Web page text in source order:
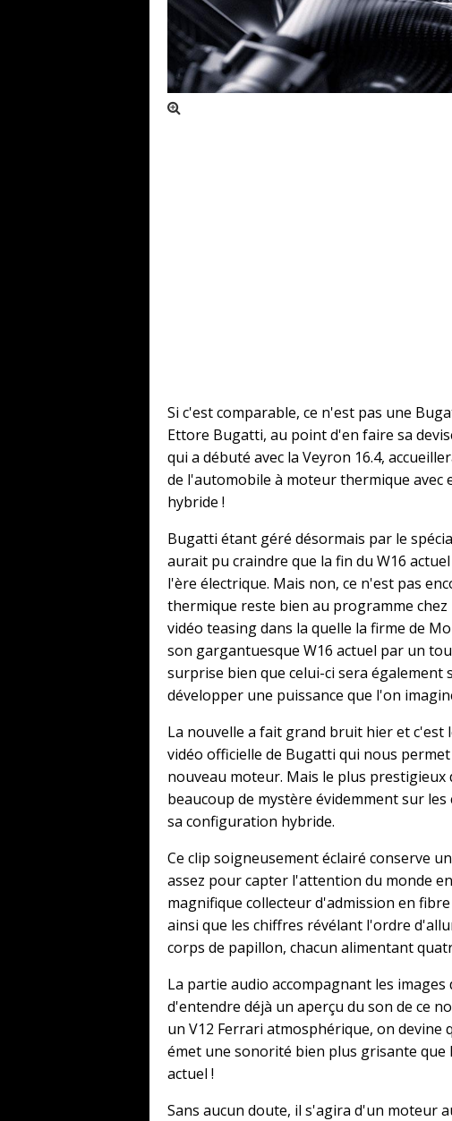
Si c'est comparable, ce n'est pas une
Ettore Bugatti, au point d'en faire sa
qui a débuté avec la Veyron 16.4,
de l'automobile à moteur thermique avec
hybride !
Bugatti étant géré désormais par le
aurait pu craindre que la fin du W16
l'ère électrique. Mais non, ce n'est pas
thermique reste bien au programme
vidéo teasing dans la quelle la firme de
son gargantuesque W16 actuel par un
surprise bien que celui-ci sera
développer une puissance que l'on
La nouvelle a fait grand bruit hier et c'est
vidéo officielle de Bugatti qui nous
nouveau moteur. Mais le plus
beaucoup de mystère évidemment sur
sa configuration hybride.
Ce clip soigneusement éclairé conserve
assez pour capter l'attention du monde
magnifique collecteur d'admission en
ainsi que les chiffres révélant l'ordre
corps de papillon, chacun alimentant
La partie audio accompagnant les
d'entendre déjà un aperçu du son de ce
un V12 Ferrari atmosphérique, on
émet une sonorité bien plus grisante
actuel !
Sans aucun doute, il s'agira d'un moteur